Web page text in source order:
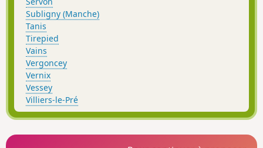
Subligny (Manche)
Tanis
Tirepied
Vains
Vergoncey
Vernix
Vessey
Villiers-le-Pré